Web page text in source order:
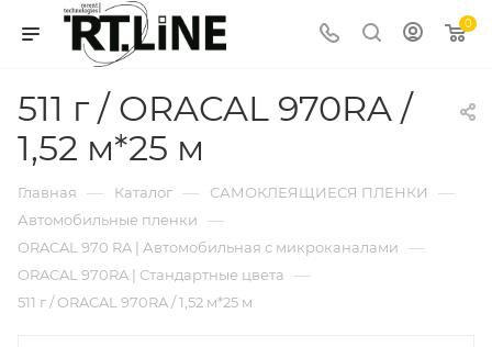
0
511 г / ORACAL 970RA /
1,52 м*25 м
Главная — Каталог — САМОКЛЕЯЩИЕСЯ ПЛЕНКИ —
Автомобильные пленки —
ORACAL 970 RA | Автомобильная с микроканалами —
ORACAL 970RA | Стандартные цвета —
511 г / ORACAL 970RA / 1,52 м*25 м